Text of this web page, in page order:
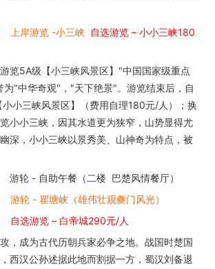
上岸游览 -小三峡 自选游览 – 小小三峡180
览5A级【小三峡风景区】"中国国家级重点
为"中华奇观"，"天下绝景"。游览结束后，自
小三峡风景区】（费用自理180元/人）；换
小小三峡，因其水道更为狭窄，山势显得尤
深，小小三峡以景秀美、山神奇为特点，被
轮 - 自助午餐（二楼 巴楚风情餐厅）
轮 - 瞿塘峡（雄伟壮观夔门风光）
选游览 – 白帝城290元/人
，成为古代历朝兵家必争之地。战国时楚国
西汉公孙述据此地而割据一方，蜀汉刘备退